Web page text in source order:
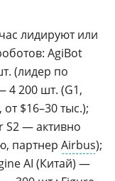
лидируют или
AgiBot
(лидер по
4 200 шт. (G1,
$16–30 тыс.);
S2 — активно
партнер Airbus);
AI (Китай) —